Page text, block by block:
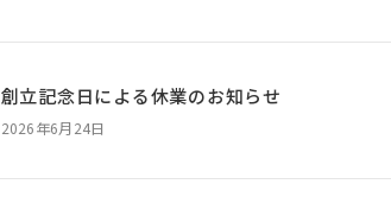
創立記念日による休業のお知らせ
2026年6月24日